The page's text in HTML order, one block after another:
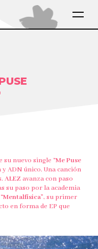
su nuevo single “Me Puse
ADN único. Una canción
ALEZ avanza con paso
su paso por la academia
“Mentalfísica”, su primer
en forma de EP que